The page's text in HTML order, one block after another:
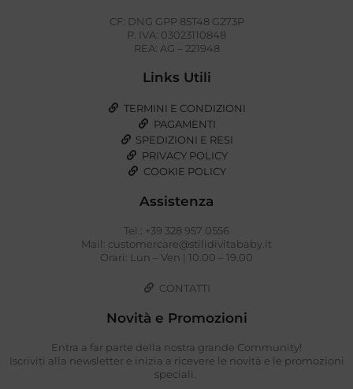
CF: DNG GPP 85T48 G273P
P. IVA: 03023110848
REA: AG – 221948
Links Utili
TERMINI E CONDIZIONI
PAGAMENTI
SPEDIZIONI E RESI
PRIVACY POLICY
COOKIE POLICY
Assistenza
Tel.: +39 328 957 0556
Mail: customercare@stilidivitababy.it
Orari: Lun – Ven | 10.00 – 19.00
CONTATTI
Novità e Promozioni
Entra a far parte della nostra grande Community!
Iscriviti alla newsletter e inizia a ricevere le novità e le promozioni
speciali.